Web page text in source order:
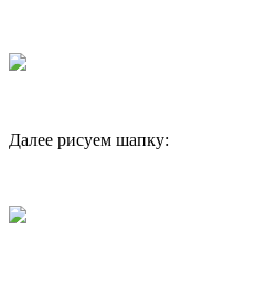
Далее рисуем шапку: